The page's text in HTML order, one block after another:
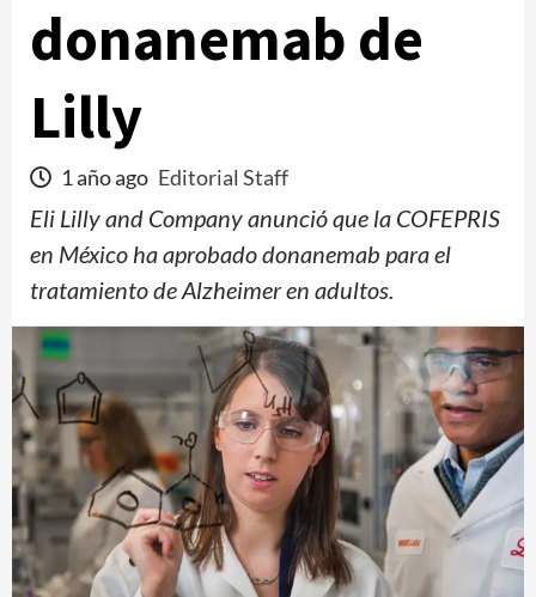
donanemab de
Lilly
1 año ago Editorial Staff
Eli Lilly and Company anunció que la COFEPRIS
en México ha aprobado donanemab para el
tratamiento de Alzheimer en adultos.